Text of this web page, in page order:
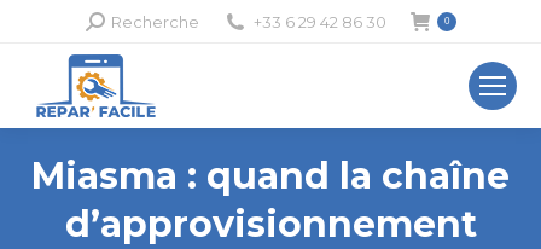
Recherche
Recherche +33 6 29 42 86 30 0
Miasma : quand la chaîne
d’approvisionnement